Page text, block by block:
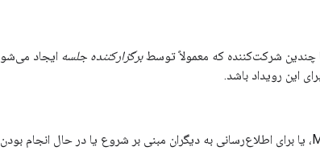
چندین شرکت‌کننده که معمولاً توسطبرگزارکننده جلسه
این رویداد باشد.